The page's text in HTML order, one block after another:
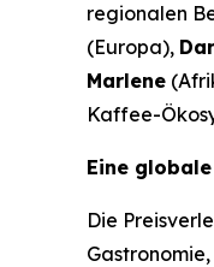
regionalen
(Europa),
Marlene
Kaffee-
Eine
Die